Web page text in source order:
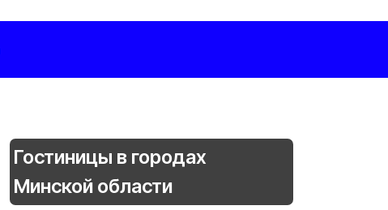
Гостиницы в городах
Минской области